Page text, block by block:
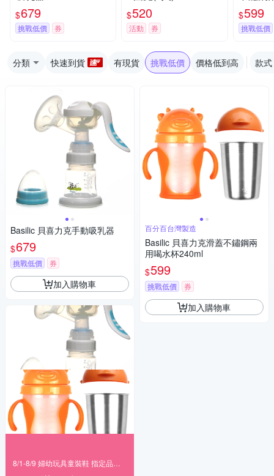
$679
挑戰低價 券
$520
活動 券
ml
$599
挑戰低價
分類 快速到貨 有現貨 挑戰低價 價格低到高 款式
Basilic 貝喜力克手動吸乳器
$679
挑戰低價 券
加入購物車
百分百台灣製造
Basilic 貝喜力克滑蓋不鏽鋼兩
用喝水杯240ml
$599
挑戰低價 券
加入購物車